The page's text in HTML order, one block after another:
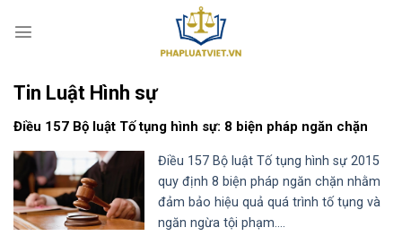
Tin Luật Hình sự
Điều 157 Bộ luật Tố tụng hình sự: 8 biện pháp ngăn chặn
Điều 157 Bộ luật Tố tụng hình sự 2015
quy định 8 biện pháp ngăn chặn nhằm
đảm bảo hiệu quả quá trình tố tụng và
ngăn ngừa tội phạm....